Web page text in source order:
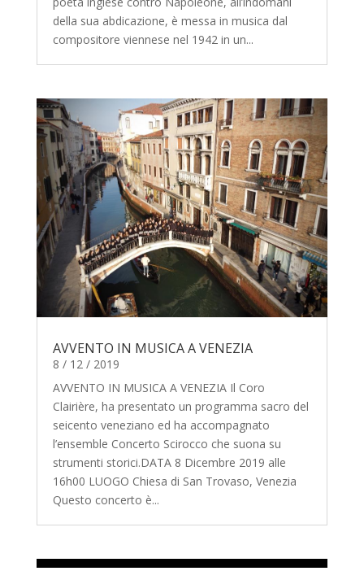
della sua abdicazione, è messa in musica dal
compositore viennese nel 1942 in un...
AVVENTO IN MUSICA A VENEZIA
8 / 12 / 2019
AVVENTO IN MUSICA A VENEZIA Il Coro
Clairière, ha presentato un programma sacro del
seicento veneziano ed ha accompagnato
l’ensemble Concerto Scirocco che suona su
strumenti storici.DATA 8 Dicembre 2019 alle
16h00 LUOGO Chiesa di San Trovaso, Venezia
Questo concerto è...